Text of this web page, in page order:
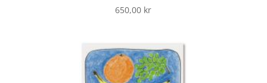
650,00 kr